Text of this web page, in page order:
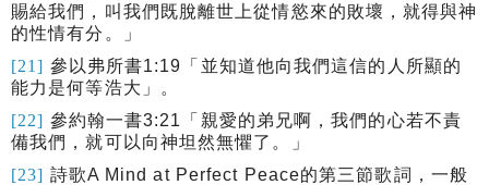
賜給我們，叫我們既脫離世上從情慾來的敗壞，就得與神
的性情有分。」
[21] 參以弗所書1:19 「 並知道他向我們這信的人所顯的
能力是何等浩大」。
[22] 參約翰一書3:21
「親愛的弟兄啊，我們的心若不責
備我們，就可以向神坦然無懼了。」
[23] 詩歌A Mind at Perfect Peace的第三節歌詞，一般